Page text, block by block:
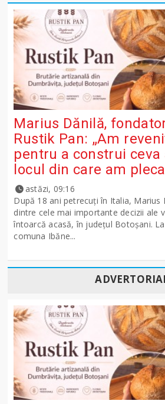
Marius Dănilă,
Rustik Pan: „Am
pentru a construi ceva
locul din care am
astăzi, 09:16
După 18 ani petrecuți în Italia, Marius
dintre cele mai importante decizii ale
întoarcă acasă, în județul Botoșani.
comuna Ibăne...